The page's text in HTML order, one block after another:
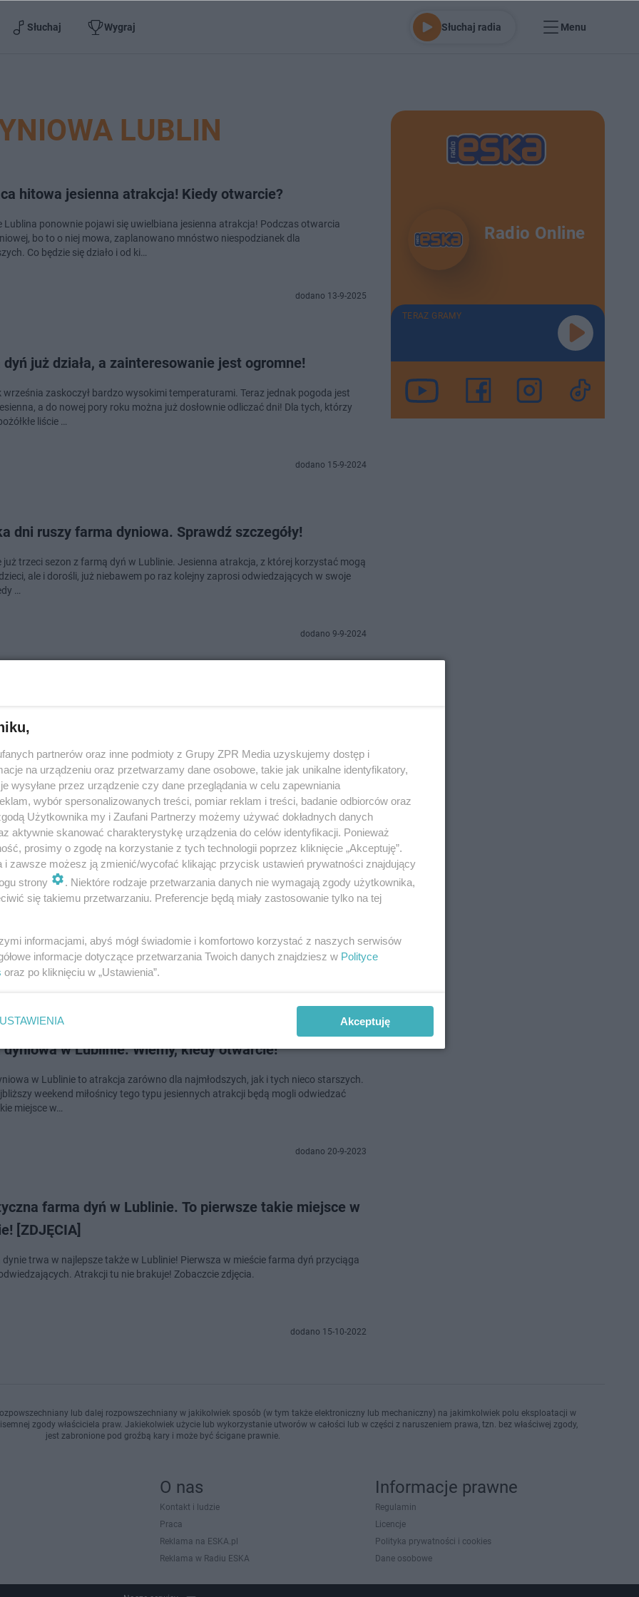
Słuchaj Wygraj Słuchaj radia Menu
LUBLIN
hitowa jesienna atrakcja! Kiedy otwarcie?
Lublina ponownie pojawi się uwielbiana jesienna atrakcja! Podczas otwarcia
bo to o niej mowa, zaplanowano mnóstwo niespodzianek dla
Co będzie się działo i od ki…
dodano 13-9-2025
dyń już działa, a zainteresowanie jest ogromne!
września zaskoczył bardzo wysokimi temperaturami. Teraz jednak pogoda jest
a do nowej pory roku można już dosłownie odliczać dni! Dla tych, którzy
liście …
dodano 15-9-2024
dni ruszy farma dyniowa. Sprawdź szczegóły!
już trzeci sezon z farmą dyń w Lublinie. Jesienna atrakcja, z której korzystać mogą
ale i dorośli, już niebawem po raz kolejny zaprosi odwiedzających w swoje
…
dodano 9-9-2024
atrakcje w Lublinie? W które miejsca w mieście warto się wybrać z dziećmi?
artykule przedstawimy wam 5 lubelskich atrakcji, które według nas warto
jesienią z c…
dodano 8-11-2023
dyń w Lublinie rozpoczęła sezon! Zobacz zdjęcia
tematycznych deko…
dyniowa w Lublinie. Wiemy, kiedy otwarcie!
w Lublinie to atrakcja zarówno dla najmłodszych, jak i tych nieco starszych.
weekend miłośnicy tego typu jesiennych atrakcji będą mogli odwiedzać
miejsce w…
dodano 20-9-2023
farma dyń w Lublinie. To pierwsze takie miejsce w
[ZDJĘCIA]
dynie trwa w najlepsze także w Lublinie! Pierwsza w mieście farma dyń przyciąga
Atrakcji tu nie brakuje! Zobaczcie zdjęcia.
dodano 15-10-2022
Radio Online
TERAZ GRAMY
lub dalej rozpowszechniany w jakikolwiek sposób (w tym także elektroniczny lub mechaniczny) na jakimkolwiek polu eksploatacji w
zgody właściciela praw. Jakiekolwiek użycie lub wykorzystanie utworów w całości lub w części z naruszeniem prawa, tzn. bez właściwej zgody,
jest zabronione pod groźbą kary i może być ścigane prawnie.
O nas
Kontakt i ludzie
Praca
Reklama na ESKA.pl
Reklama w Radiu ESKA
Informacje prawne
Regulamin
Licencje
Polityka prywatności i cookies
Dane osobowe
partnerów oraz inne podmioty z Grupy ZPR Media uzyskujemy dostęp i
na urządzeniu oraz przetwarzamy dane osobowe, takie jak unikalne identyfikatory,
wysyłane przez urządzenie czy dane przeglądania w celu zapewniania
wybór spersonalizowanych treści, pomiar reklam i treści, badanie odbiorców oraz
Użytkownika my i Zaufani Partnerzy możemy używać dokładnych danych
aktywnie skanować charakterystykę urządzenia do celów identyfikacji. Ponieważ
prosimy o zgodę na korzystanie z tych technologii poprzez kliknięcie „Akceptuję”.
i zawsze możesz ją zmienić/wycofać klikając przycisk ustawień prywatności znajdujący
strony
. Niektóre rodzaje przetwarzania danych nie wymagają zgody użytkownika,
się takiemu przetwarzaniu. Preferencje będą miały zastosowanie tylko na tej
informacjami, abyś mógł świadomie i komfortowo korzystać z naszych serwisów
informacje dotyczące przetwarzania Twoich danych znajdziesz w Polityce
oraz po kliknięciu w „Ustawienia”.
USTAWIENIA Akceptuję